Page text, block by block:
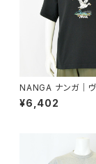
NANGA ナンガ｜ヴィンテージ
風デザイン半袖Tシ
ハイブリッド ダック
¥6,402